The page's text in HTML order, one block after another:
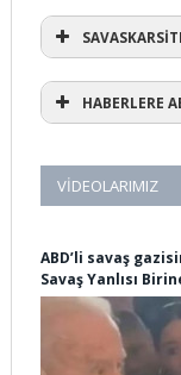
HABERLERE
VIDEOLARIMIZ
ABD’li savaş
Savaş Yanlısı